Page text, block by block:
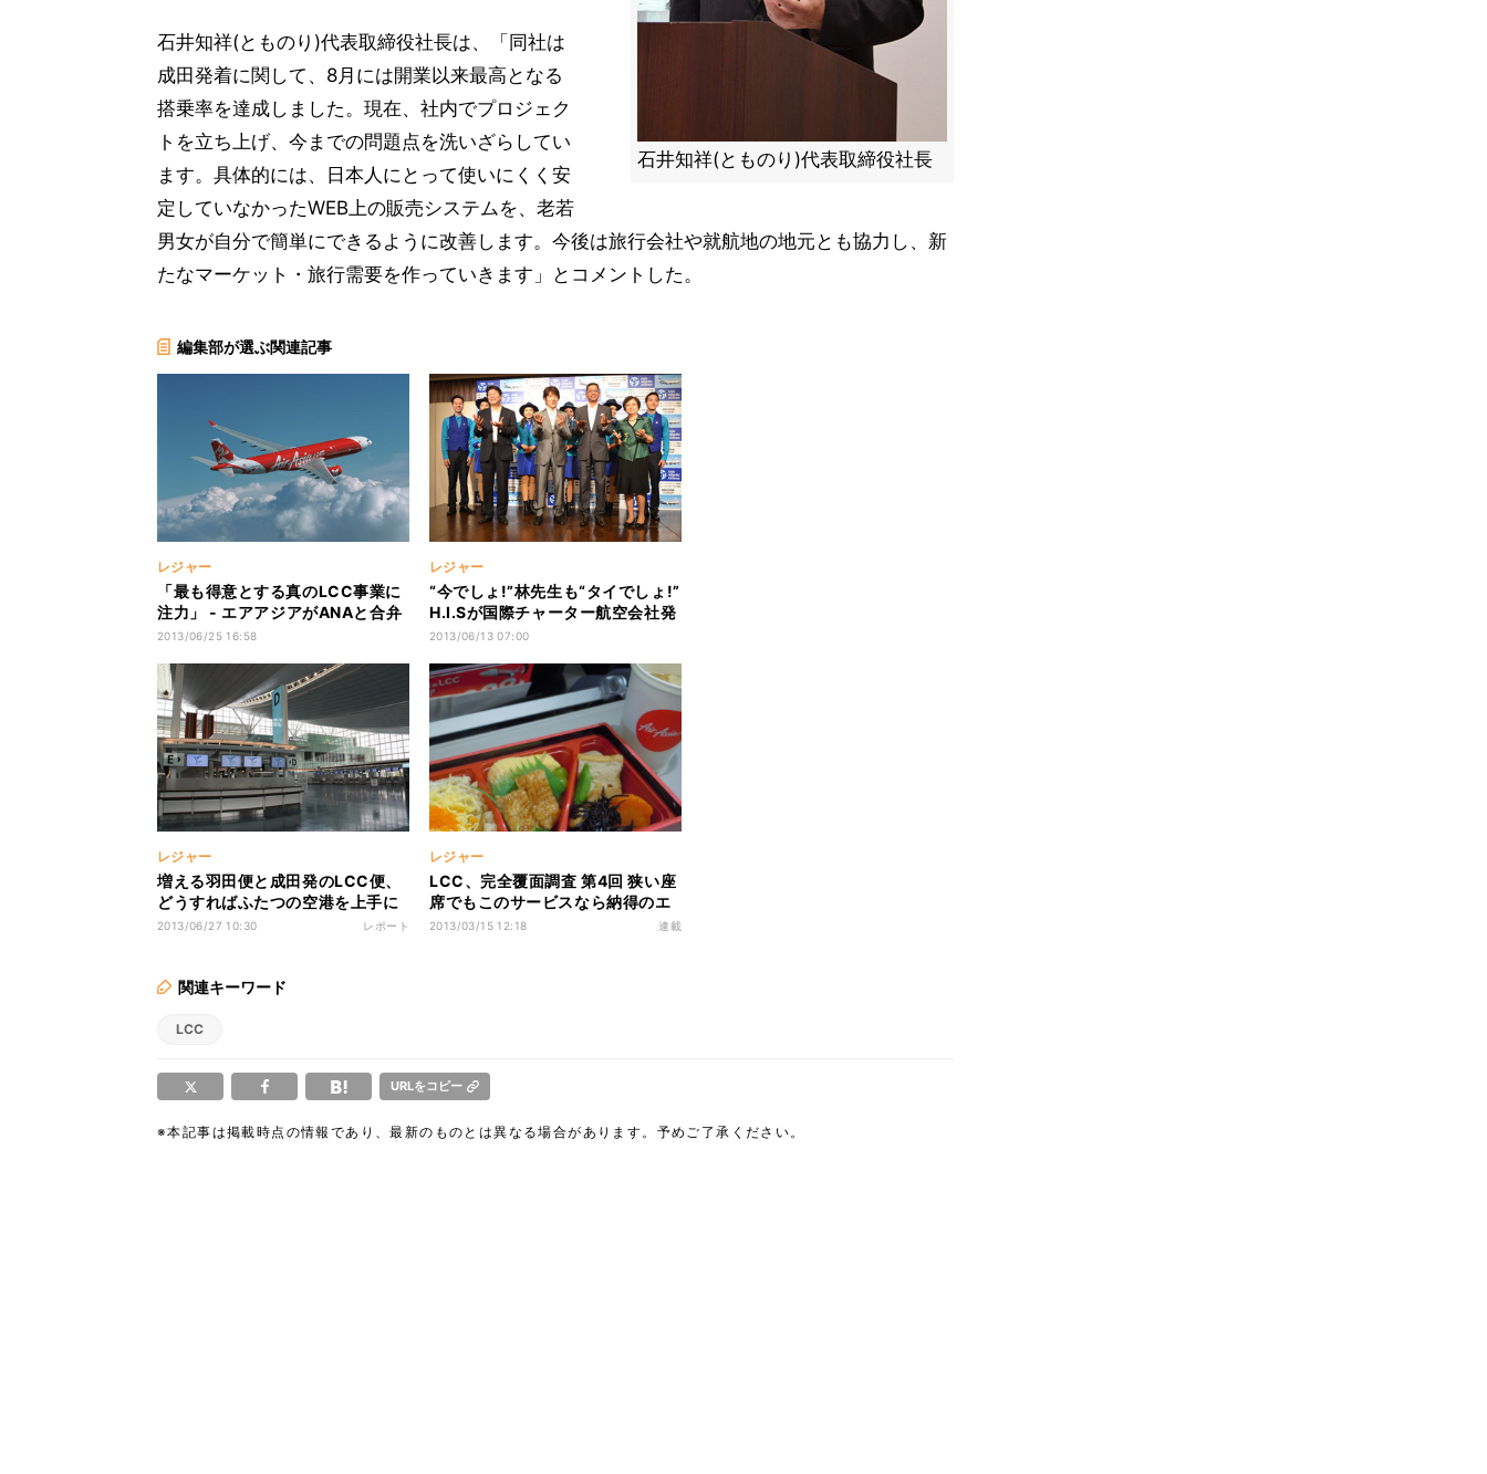
石井知祥(とものり)代表取締役社長
石井知祥(とものり)代表取締役社長は、「同社は
成田発着に関して、8月には開業以来最高となる
搭乗率を達成しました。現在、社内でプロジェク
トを立ち上げ、今までの問題点を洗いざらしてい
ます。具体的には、日本人にとって使いにくく安
定していなかったWEB上の販売システムを、老若
男女が自分で簡単にできるように改善します。今後は旅行会社や就航地の地元とも協力し、新
たなマーケット・旅行需要を作っていきます」とコメントした。
編集部が選ぶ関連記事
レジャー
「最も得意とする真のLCC事業に
注力」 - エアアジアがANAと合弁
事業解消へ
2013/06/25 16:58
レジャー
“今でしょ!”林先生も“タイでしょ!”
H.I.Sが国際チャーター航空会社発
表
2013/06/13 07:00
レジャー
増える羽田便と成田発のLCC便、
どうすればふたつの空港を上手に
安く使える?
2013/06/27 10:30 レポート
レジャー
LCC、完全覆面調査 第4回 狭い座
席でもこのサービスなら納得のエ
アアジア
2013/03/15 12:18 連載
関連キーワード
LCC
URLをコピー
※本記事は掲載時点の情報であり、最新のものとは異なる場合があります。予めご了承ください。